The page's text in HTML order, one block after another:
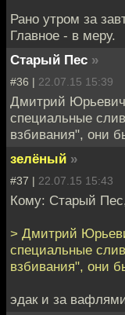
Рано утром за
Главное - в меру.
Старый Пес »
#36 | 22.07.15 15:39
Дмитрий
специальные
взбивания", они
зелёный »
#37 | 22.07.15 15:43
Кому: Старый
> Дмитрий
специальные
взбивания", они
эдак и за